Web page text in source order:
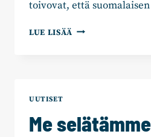
toivovat, että
LUE LISÄÄ KOKOOMUKSEN
JOKA
PÄIVÄ
UUTISET
Me